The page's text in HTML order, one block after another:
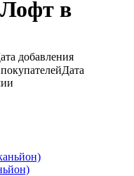
в
добавления
покупателейДата